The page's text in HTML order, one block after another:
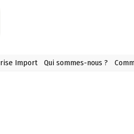
Import Qui sommes-nous ?